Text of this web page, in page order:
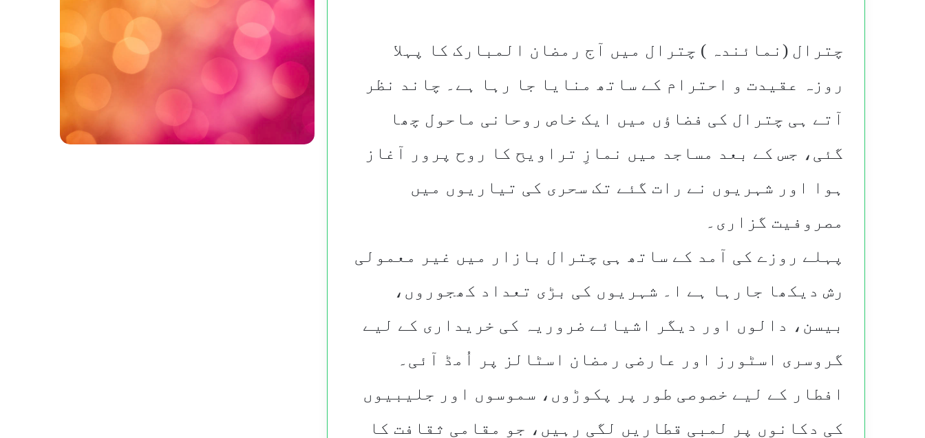
چترال (نمائندہ ) چترال میں آج رمضان المبارک کا پہلا
روزہ عقیدت و احترام کے ساتھ منایا جا رہا ہے۔ چاند نظر
آتے ہی چترال کی فضاؤں میں ایک خاص روحانی ماحول چھا
گئی، جس کے بعد مساجد میں نمازِ تراویح کا روح پرور آغاز
ہوا اور شہریوں نے رات گئے تک سحری کی تیاریوں میں
مصروفیت گزاری۔
پہلے روزے کی آمد کے ساتھ ہی چترال بازار میں غیر معمولی
رش دیکھا جارہا ہے ا۔ شہریوں کی بڑی تعداد کھجوروں،
بیسن، دالوں اور دیگر اشیائے ضروریہ کی خریداری کے لیے
گروسری اسٹورز اور عارضی رمضان اسٹالز پر اُمڈ آئی۔
افطار کے لیے خصوصی طور پر پکوڑوں، سموسوں اور جلیبیوں
کی دکانوں پر لمبی قطاریں لگی رہیں، جو مقامی ثقافت کا